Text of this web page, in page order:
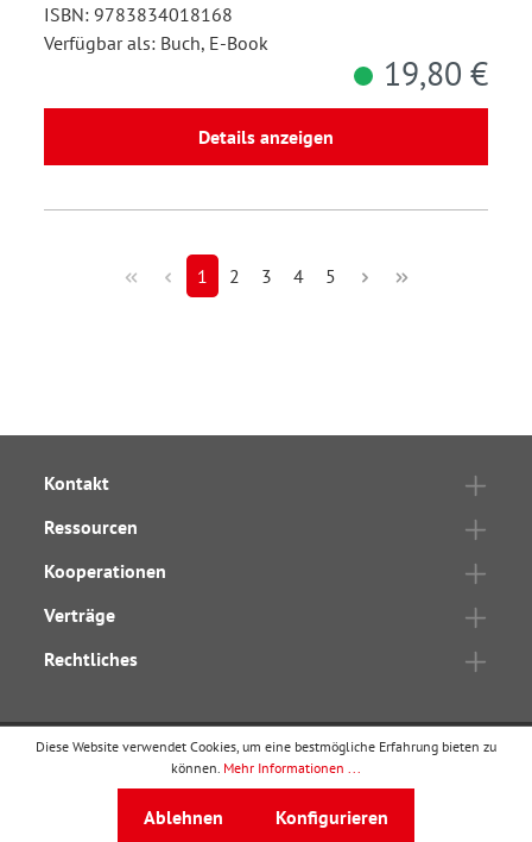
ISBN: 9783834018168
Verfügbar als: Buch, E-Book
19,80 €
Details anzeigen
1 2 3 4 5
Kontakt
Ressourcen
Kooperationen
Verträge
Rechtliches
wbv Publikationist ein Geschäftsbereich von
Diese Website verwendet Cookies, um eine bestmögliche Erfahrung bieten zu
können. Mehr Informationen ...
Ablehnen Konfigurieren